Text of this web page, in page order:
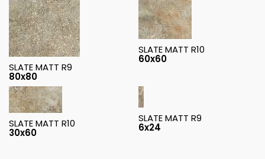
SLATE MATT R9
80x80
SLATE MATT R10
60x60
SLATE MATT R10
30x60
SLATE MATT R9
6x24